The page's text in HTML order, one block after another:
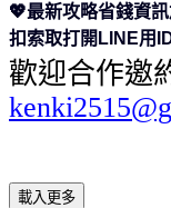
💖最新攻略省錢資
扣索取打開LINE用
歡迎合作邀
載入更多